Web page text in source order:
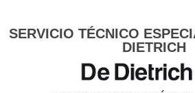
SERVICIO TÉCNICO
DIETRICH